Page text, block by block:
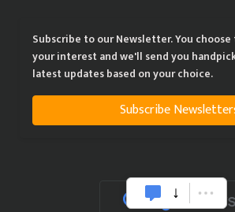
Subscribe to our Newsletter. You
your interest and we'll send you
latest updates based on your choice.
Subscribe